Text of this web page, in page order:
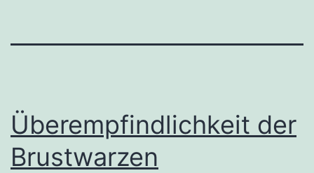
Überempfindlichkeit der
Brustwarzen